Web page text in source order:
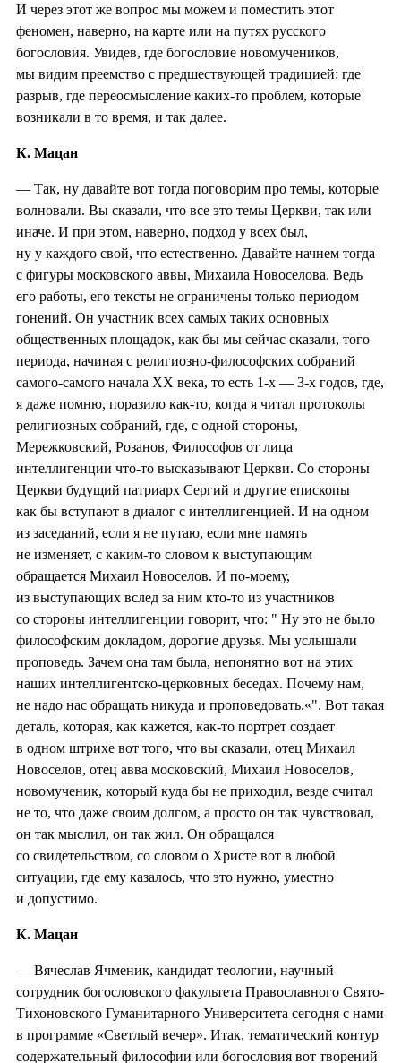
И через этот же вопрос мы можем и поместить этот
феномен, наверно, на карте или на путях русского
богословия. Увидев, где богословие новомучеников,
мы видим преемство с предшествующей традицией: где
разрыв, где переосмысление каких-то проблем, которые
возникали в то время, и так далее.
К. Мацан
— Так, ну давайте вот тогда поговорим про темы, которые
волновали. Вы сказали, что все это темы Церкви, так или
иначе. И при этом, наверно, подход у всех был,
ну у каждого свой, что естественно. Давайте начнем тогда
с фигуры московского аввы, Михаила Новоселова. Ведь
его работы, его тексты не ограничены только периодом
гонений. Он участник всех самых таких основных
общественных площадок, как бы мы сейчас сказали, того
периода, начиная с религиозно-философских собраний
самого-самого начала XX века, то есть 1-х — 3-х годов, где,
я даже помню, поразило как-то, когда я читал протоколы
религиозных собраний, где, с одной стороны,
Мережковский, Розанов, Философов от лица
интеллигенции что-то высказывают Церкви. Со стороны
Церкви будущий патриарх Сергий и другие епископы
как бы вступают в диалог с интеллигенцией. И на одном
из заседаний, если я не путаю, если мне память
не изменяет, с каким-то словом к выступающим
обращается Михаил Новоселов. И по-моему,
из выступающих вслед за ним кто-то из участников
со стороны интеллигенции говорит, что: " Ну это не было
философским докладом, дорогие друзья. Мы услышали
проповедь. Зачем она там была, непонятно вот на этих
наших интеллигентско-церковных беседах. Почему нам,
не надо нас обращать никуда и проповедовать.«". Вот такая
деталь, которая, как кажется, как-то портрет создает
в одном штрихе вот того, что вы сказали, отец Михаил
Новоселов, отец авва московский, Михаил Новоселов,
новомученик, который куда бы не приходил, везде считал
не то, что даже своим долгом, а просто он так чувствовал,
он так мыслил, он так жил. Он обращался
со свидетельством, со словом о Христе вот в любой
ситуации, где ему казалось, что это нужно, уместно
и допустимо.
К. Мацан
— Вячеслав Ячменик, кандидат теологии, научный
сотрудник богословского факультета Православного Свято-
Тихоновского Гуманитарного Университета сегодня с нами
в программе «Светлый вечер». Итак, тематический контур
содержательный философии или богословия вот творений